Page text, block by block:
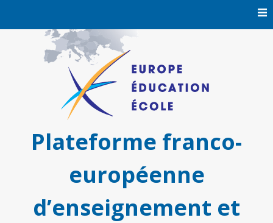
Plateforme franco-
européenne
d’enseignement et